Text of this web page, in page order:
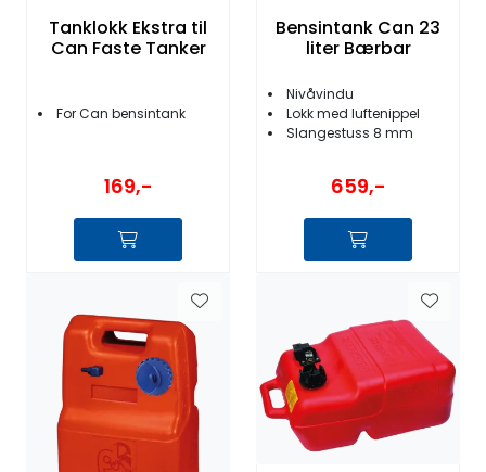
Tanklokk Ekstra til
Can Faste Tanker
For Can bensintank
169,-
Bensintank Can 23
liter Bærbar
Nivåvindu
Lokk med luftenippel
Slangestuss 8 mm
659,-